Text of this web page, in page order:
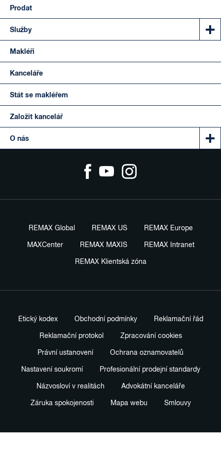
Prodat
Služby
Makléři
Kanceláře
Stát se makléřem
Založit kancelář
O nás
REMAX Global REMAX US REMAX Europe
MAXCenter REMAX MAXIS REMAX Intranet
REMAX Klientská zóna
Etický kodex Obchodní podmínky Reklamační řád
Reklamační protokol Zpracování cookies
Právní ustanovení Ochrana oznamovatelů
Nastavení soukromí Profesionální prodejní standardy
Názvosloví v realitách Advokátní kanceláře
Záruka spokojenosti Mapa webu Smlouvy